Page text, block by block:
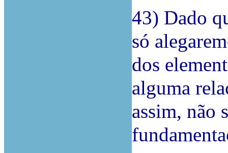
43) Dado
só
dos
alguma
assim, não